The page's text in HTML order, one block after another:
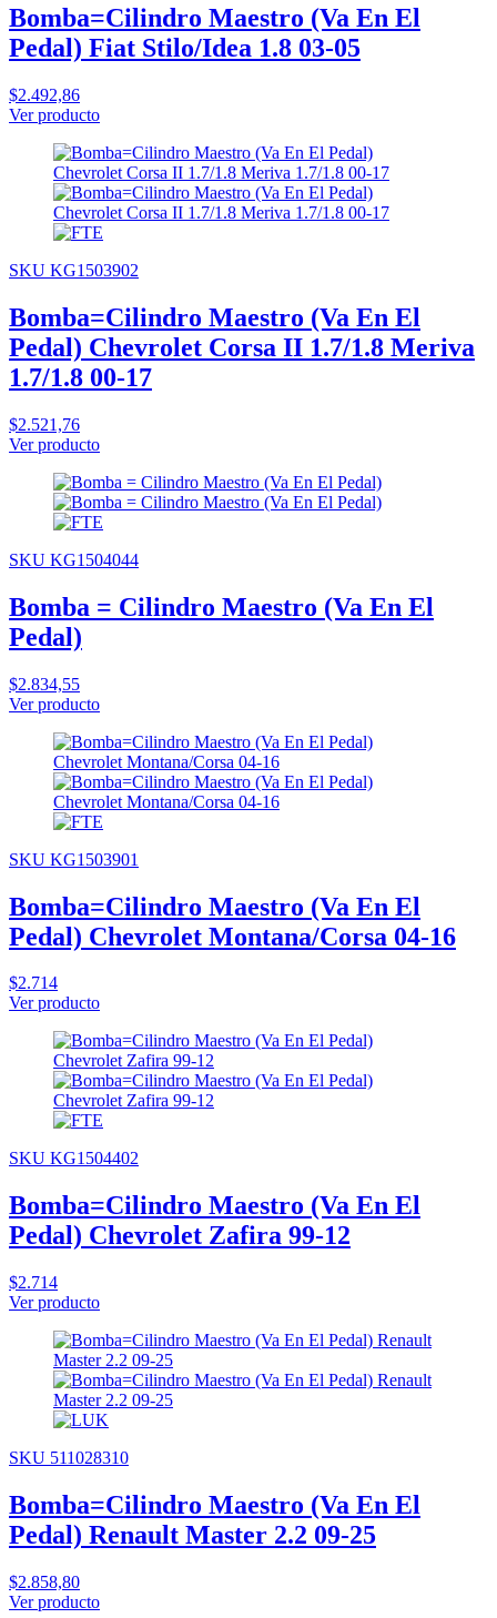
Bomba=Cilindro Maestro (Va En El
Pedal) Fiat Stilo/Idea 1.8 03-05
$2.492,86
Ver producto
SKU KG1503902
Bomba=Cilindro Maestro (Va En El
Pedal) Chevrolet Corsa II 1.7/1.8 Meriva
1.7/1.8 00-17
$2.521,76
Ver producto
SKU KG1504044
Bomba = Cilindro Maestro (Va En El
Pedal)
$2.834,55
Ver producto
SKU KG1503901
Bomba=Cilindro Maestro (Va En El
Pedal) Chevrolet Montana/Corsa 04-16
$2.714
Ver producto
SKU KG1504402
Bomba=Cilindro Maestro (Va En El
Pedal) Chevrolet Zafira 99-12
$2.714
Ver producto
SKU 511028310
Bomba=Cilindro Maestro (Va En El
Pedal) Renault Master 2.2 09-25
$2.858,80
Ver producto